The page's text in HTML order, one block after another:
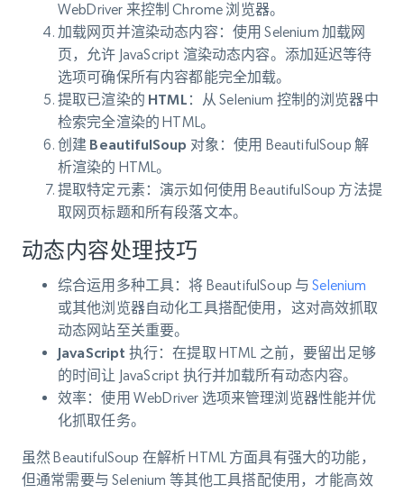
WebDriver 来控制 Chrome 浏览器。
加载网页并渲染动态内容 ：使用 Selenium 加载网
页，允许 JavaScript 渲染动态内容。添加延迟等待
选项可确保所有内容都能完全加载。
提取已渲染的 HTML ：从 Selenium 控制的浏览器中
检索完全渲染的 HTML。
创建 BeautifulSoup 对象 ：使用 BeautifulSoup 解
析渲染的 HTML。
提取特定元素：演示如何使用 BeautifulSoup 方法提
取网页标题和所有段落文本。
动态内容处理技巧
综合运用多种工具：将 BeautifulSoup 与Selenium
或其他浏览器自动化工具搭配使用，这对高效抓取
动态网站至关重要。
JavaScript 执行：在提取 HTML 之前，要留出足够
的时间让 JavaScript 执行并加载所有动态内容。
效率：使用 WebDriver 选项来管理浏览器性能并优
化抓取任务。
虽然 BeautifulSoup 在解析 HTML 方面具有强大的功能，
但通常需要与 Selenium 等其他工具搭配使用，才能高效